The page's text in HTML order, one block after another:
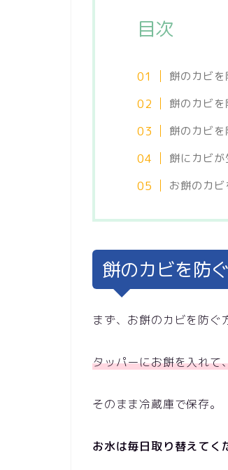
目次
餅のカビ
餅のカビ
餅のカビ
餅にカビ
お餅のカ
餅のカビを防
まず、お餅のカビを防ぐ
タッパーにお餅を入れて
そのまま冷蔵庫で保存。
お水は毎日取り替えてく